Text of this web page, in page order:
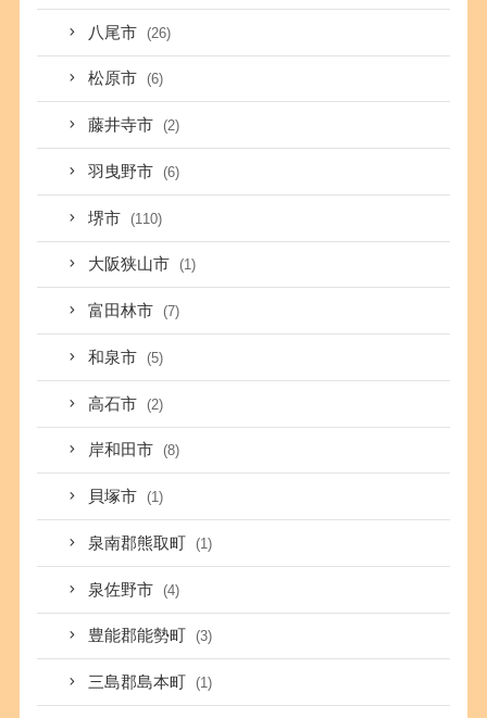
八尾市 (26)
松原市 (6)
藤井寺市 (2)
羽曳野市 (6)
堺市 (110)
大阪狭山市 (1)
富田林市 (7)
和泉市 (5)
高石市 (2)
岸和田市 (8)
貝塚市 (1)
泉南郡熊取町 (1)
泉佐野市 (4)
豊能郡能勢町 (3)
三島郡島本町 (1)